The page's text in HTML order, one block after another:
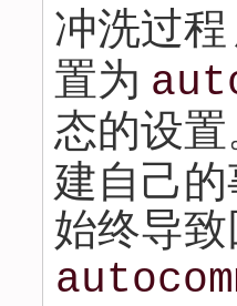
冲洗过程
置为
态的设
建自己
始终导